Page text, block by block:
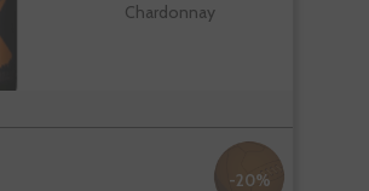
Chardonnay
-20%